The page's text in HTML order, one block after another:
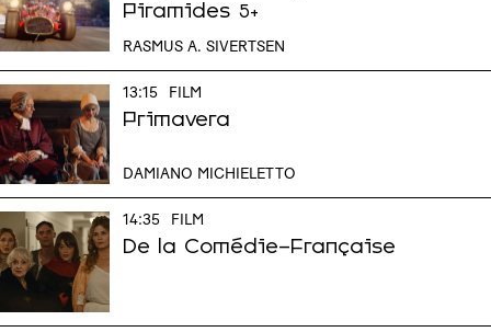
Piramides 5+
RASMUS A. SIVERTSEN
13:15 FILM
Primavera
DAMIANO MICHIELETTO
14:35 FILM
De la Comédie-Française